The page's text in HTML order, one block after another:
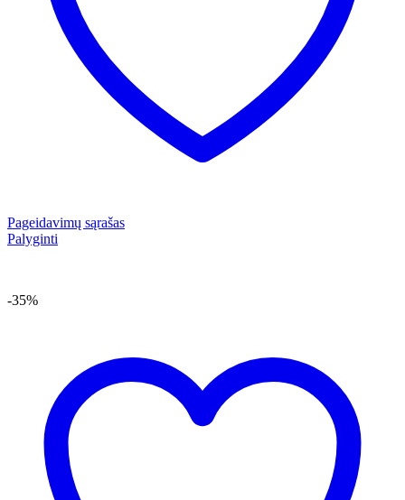
Pageidavimų sąrašas
Palyginti
-35%